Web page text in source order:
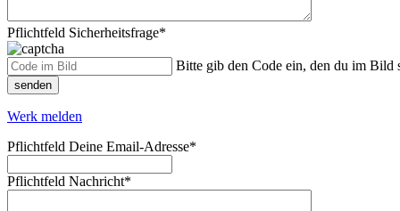
Pflichtfeld Sicherheitsfrage*
Bitte gib den Code ein, den du im Bild
senden
Werk melden
Pflichtfeld Deine Email-Adresse*
Pflichtfeld Nachricht*